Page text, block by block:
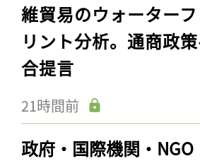
維貿易のウォーター
リント分析。通商政
合提言
21時間前
政府・国際機関・NGO